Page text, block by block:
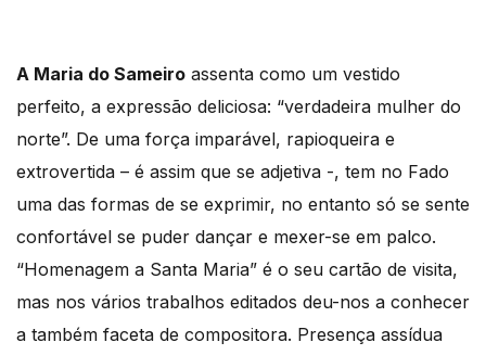
A Maria do Sameiro assenta como um vestido
perfeito, a expressão deliciosa: “verdadeira mulher do
norte”. De uma força imparável, rapioqueira e
extrovertida – é assim que se adjetiva -, tem no Fado
uma das formas de se exprimir, no entanto só se sente
confortável se puder dançar e mexer-se em palco.
“Homenagem a Santa Maria” é o seu cartão de visita,
mas nos vários trabalhos editados deu-nos a conhecer
a também faceta de compositora. Presença assídua